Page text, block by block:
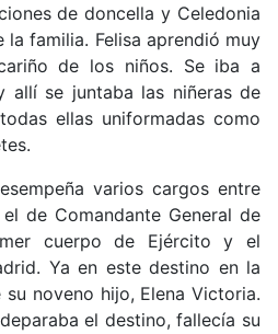
de doncella y Celedonia
la familia. Felisa aprendió muy
de los niños. Se iba a
allí se juntaba las niñeras de
ellas uniformadas como
varios cargos entre
de Comandante General de
cuerpo de Ejército y el
Ya en este destino en la
su noveno hijo, Elena Victoria.
el destino, fallecía su